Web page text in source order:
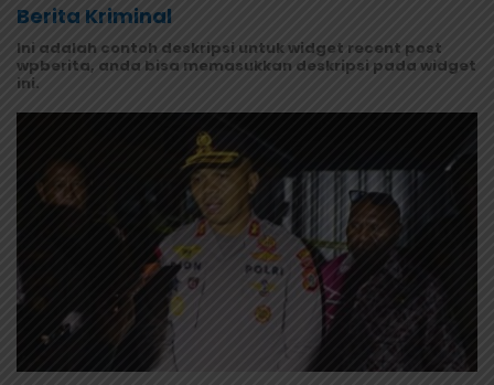
Berita Kriminal
Ini adalah contoh deskripsi untuk widget recent post
wpberita, anda bisa memasukkan deskripsi pada widget
ini.